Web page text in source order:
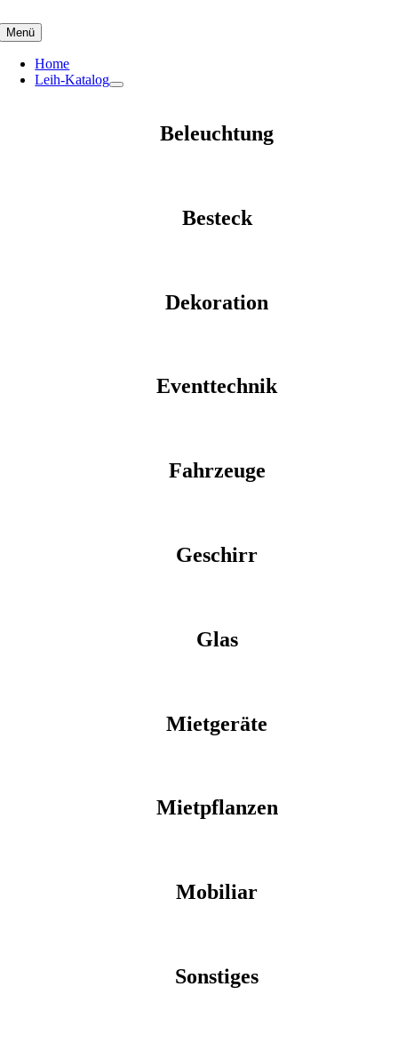
to
content
Menü
Home
Leih-Katalog
Beleuchtung
Besteck
Dekoration
Eventtechnik
Fahrzeuge
Geschirr
Glas
Mietgeräte
Mietpflanzen
Mobiliar
Sonstiges